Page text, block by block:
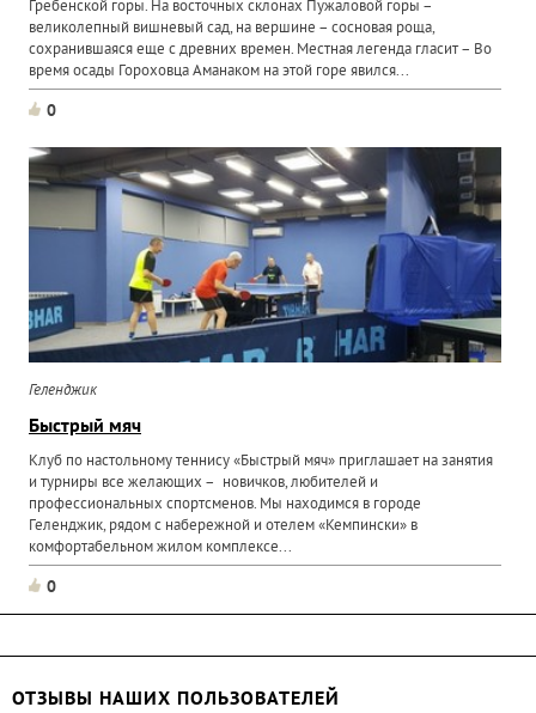
Гребенской горы. На восточных склонах Пужаловой горы –
великолепный вишневый сад, на вершине – сосновая роща,
сохранившаяся еще с древних времен. Местная легенда гласит – Во
время осады Гороховца Аманаком на этой горе явился...
0
Геленджик
Быстрый мяч
Клуб по настольному теннису «Быстрый мяч» приглашает на занятия
и турниры все желающих – новичков, любителей и
профессиональных спортсменов. Мы находимся в городе
Геленджик, рядом с набережной и отелем «Кемпински» в
комфортабельном жилом комплексе...
0
ОТЗЫВЫ НАШИХ ПОЛЬЗОВАТЕЛЕЙ